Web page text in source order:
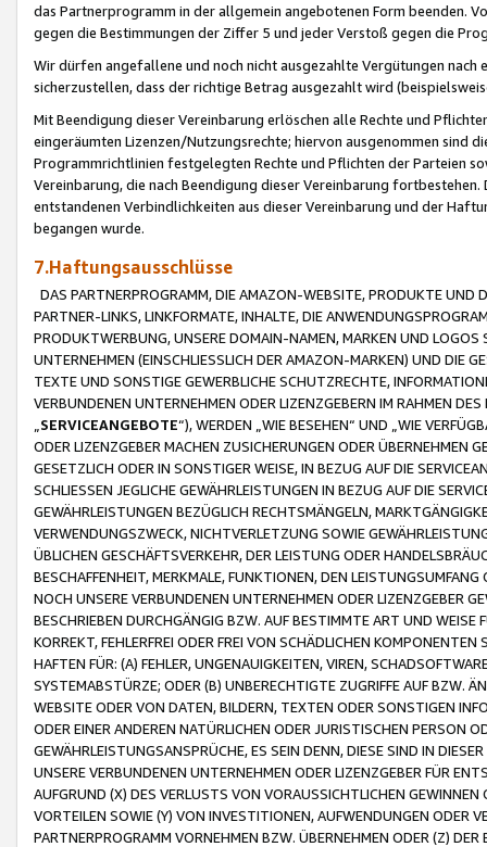
das Partnerprogramm in der allgemein angebotenen Form beenden.
gegen die Bestimmungen der Ziffer 5 und jeder Verstoß gegen die
Wir dürfen angefallene und noch nicht ausgezahlte Vergütungen
sicherzustellen, dass der richtige Betrag ausgezahlt wird
Mit Beendigung dieser Vereinbarung erlöschen alle Rechte und
eingeräumten Lizenzen/Nutzungsrechte; hiervon ausgenommen sind
Programmrichtlinien festgelegten Rechte und Pflichten der Parteien
Vereinbarung, die nach Beendigung dieser Vereinbarung
entstandenen Verbindlichkeiten aus dieser Vereinbarung und der
begangen wurde.
7.Haftungsausschlüsse
DAS PARTNERPROGRAMM, DIE AMAZON-WEBSITE, PRODUKTE UND
PARTNER-LINKS, LINKFORMATE, INHALTE, DIE
PRODUKTWERBUNG, UNSERE DOMAIN-NAMEN, MARKEN UND
UNTERNEHMEN (EINSCHLIESSLICH DER AMAZON-MARKEN) UND DIE
TEXTE UND SONSTIGE GEWERBLICHE SCHUTZRECHTE,
VERBUNDENEN UNTERNEHMEN ODER LIZENZGEBERN IM RAHMEN
SERVICEANGEBOTE“), WERDEN „WIE BESEHEN“ UND „WIE
ODER LIZENZGEBER MACHEN ZUSICHERUNGEN ODER ÜBERNEHMEN
GESETZLICH ODER IN SONSTIGER WEISE, IN BEZUG AUF DIE
SCHLIESSEN JEGLICHE GEWÄHRLEISTUNGEN IN BEZUG AUF DIE
GEWÄHRLEISTUNGEN BEZÜGLICH RECHTSMÄNGELN,
VERWENDUNGSZWECK, NICHTVERLETZUNG SOWIE
ÜBLICHEN GESCHÄFTSVERKEHR, DER LEISTUNG ODER
BESCHAFFENHEIT, MERKMALE, FUNKTIONEN, DEN
NOCH UNSERE VERBUNDENEN UNTERNEHMEN ODER LIZENZGEBER
BESCHRIEBEN DURCHGÄNGIG BZW. AUF BESTIMMTE ART UND
KORREKT, FEHLERFREI ODER FREI VON SCHÄDLICHEN
HAFTEN FÜR: (A) FEHLER, UNGENAUIGKEITEN, VIREN,
SYSTEMABSTÜRZE; ODER (B) UNBERECHTIGTE ZUGRIFFE AUF BZW.
WEBSITE ODER VON DATEN, BILDERN, TEXTEN ODER SONSTIGEN
ODER EINER ANDEREN NATÜRLICHEN ODER JURISTISCHEN PERSON
GEWÄHRLEISTUNGSANSPRÜCHE, ES SEIN DENN, DIESE SIND IN
UNSERE VERBUNDENEN UNTERNEHMEN ODER LIZENZGEBER FÜR
AUFGRUND (X) DES VERLUSTS VON VORAUSSICHTLICHEN
VORTEILEN SOWIE (Y) VON INVESTITIONEN, AUFWENDUNGEN ODER
PARTNERPROGRAMM VORNEHMEN BZW. ÜBERNEHMEN ODER (Z)